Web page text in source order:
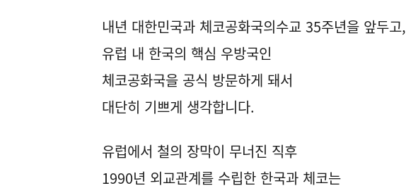
내년 대한민국과 체코공화국의수교 35주년을 앞두고,
유럽 내 한국의 핵심 우방국인
체코공화국을 공식 방문하게 돼서
대단히 기쁘게 생각합니다.
유럽에서 철의 장막이 무너진 직후
1990년 외교관계를 수립한 한국과 체코는